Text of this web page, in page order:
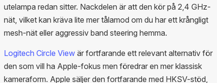
utelampa redan sitter. Nackdelen är att den kör på 2,4 GHz-
nät, vilket kan kräva lite mer tålamod om du har ett krångligt
mesh-nät eller aggressiv band steering hemma.
Logitech Circle View är fortfarande ett relevant alternativ för
den som vill ha Apple-fokus men föredrar en mer klassisk
kameraform. Apple säljer den fortfarande med HKSV-stöd,